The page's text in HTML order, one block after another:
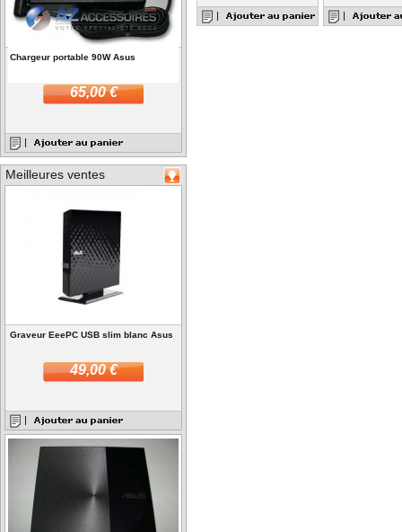
Chargeur portable 90W Asus
65,00 €
Meilleures ventes
Graveur EeePC USB slim blanc Asus
49,00 €